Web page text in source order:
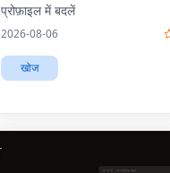
प्रोफ़ाइल में बदलें
2026-08-06
खोज